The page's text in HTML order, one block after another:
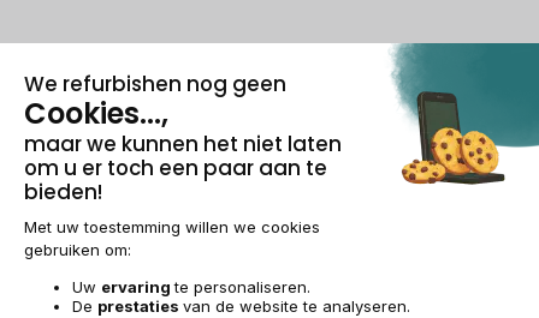
100% beveiligde betaling
Wettelijke vermeldingen & AGBeheer van cookies
Algemene verkoopvoorwaarden
Toegankelijkheid